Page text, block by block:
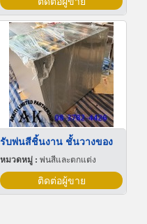
รับพ่นสีชิ้นงาน ชั้นวางของ
หมวดหมู่ : พ่นสีและตกแต่ง
ติดต่อผู้ขาย